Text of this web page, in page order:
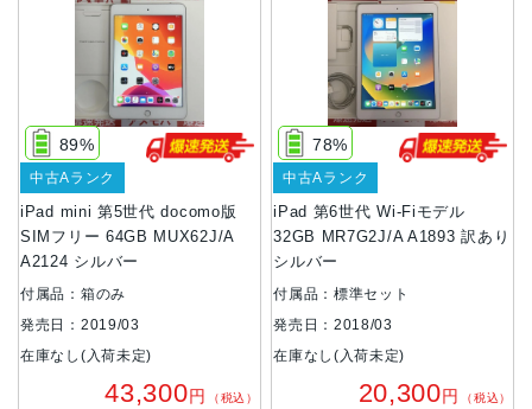
iPad mini 第5世代 docomo版
SIMフリー 64GB MUX62J/A
A2124 シルバー
89%
中古Aランク
付属品：箱のみ
発売日：2019/03
在庫なし(入荷未定)
43,300円 （税込）
iPad 第6世代 Wi-Fiモデル
32GB MR7G2J/A A1893 訳あり
シルバー
78%
中古Aランク
付属品：標準セット
発売日：2018/03
在庫なし(入荷未定)
20,300円 （税込）